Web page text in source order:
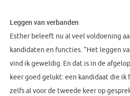
Leggen van verbanden
Esther beleeft nu al veel voldoening
kandidaten en functies. “Het leggen
vind ik geweldig. En dat is in de
keer goed gelukt: een kandidaat die ik
zelfs al voor de tweede keer op